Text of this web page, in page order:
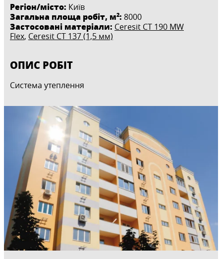
Регіон/місто: Київ
Загальна площа робіт, м2: 8000
Застосовані матеріали: Ceresit CT 190 MW
Flex, Ceresit CT 137 (1,5 мм)
ОПИС РОБІТ
Система утеплення